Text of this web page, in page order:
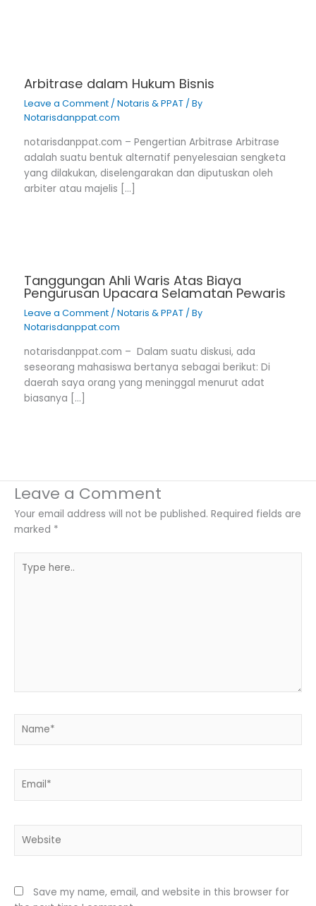
Arbitrase dalam Hukum Bisnis
Leave a Comment /Notaris & PPAT / By
Notarisdanppat.com
notarisdanppat.com – Pengertian Arbitrase Arbitrase
adalah suatu bentuk alternatif penyelesaian sengketa
yang dilakukan, diselengarakan dan diputuskan oleh
arbiter atau majelis […]
Tanggungan Ahli Waris Atas Biaya
Pengurusan Upacara Selamatan Pewaris
Leave a Comment /Notaris & PPAT / By
Notarisdanppat.com
notarisdanppat.com – Dalam suatu diskusi, ada
seseorang mahasiswa bertanya sebagai berikut: Di
daerah saya orang yang meninggal menurut adat
biasanya […]
Leave a Comment
Your email address will not be published. Required fields are
marked *
here..
Save my name, email, and website in this browser for